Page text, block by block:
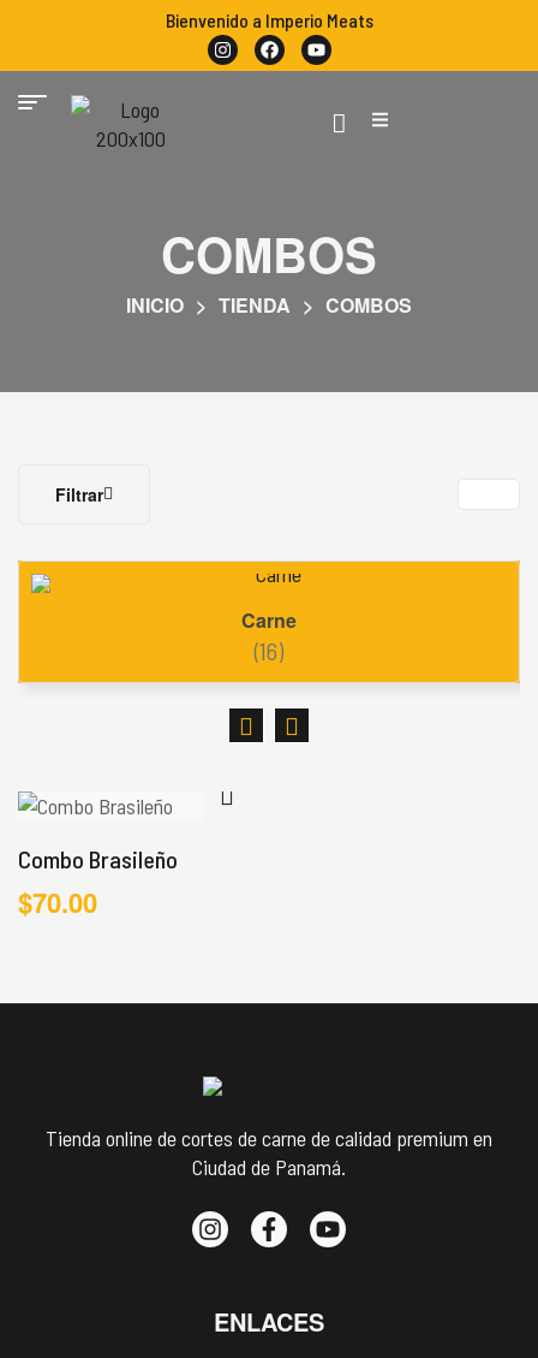
Bienvenido a Imperio Meats
COMBOS
INICIO > TIENDA > COMBOS
Filtrar
Carne
(16)
Combo Brasileño
$70.00
Tienda online de cortes de carne de calidad premium en
Ciudad de Panamá.
ENLACES